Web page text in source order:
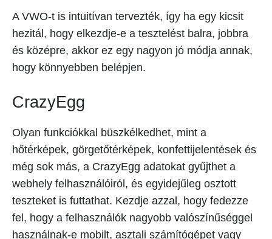
A VWO-t is intuitívan tervezték, így ha egy kicsit
hezitál, hogy elkezdje-e a tesztelést balra, jobbra
és középre, akkor ez egy nagyon jó módja annak,
hogy könnyebben belépjen.
CrazyEgg
Olyan funkciókkal büszkélkedhet, mint a
hőtérképek, görgetőtérképek, konfettijelentések és
még sok más, a CrazyEgg adatokat gyűjthet a
webhely felhasználóiról, és egyidejűleg osztott
teszteket is futtathat. Kezdje azzal, hogy fedezze
fel, hogy a felhasználók nagyobb valószínűséggel
használnak-e mobilt, asztali számítógépet vagy